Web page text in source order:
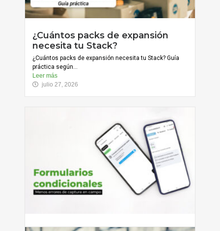
¿Cuántos packs de expansión
necesita tu Stack?
¿Cuántos packs de expansión necesita tu Stack? Guía
práctica según...
Leer más
julio 27, 2026